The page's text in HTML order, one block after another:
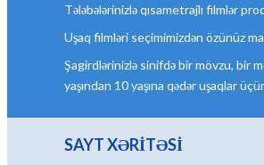
Tələbələrinizlə qısametrajlı filmlər
Uşaq filmləri seçimimizdən özünüz
Şagirdlərinizlə sinifdə bir mövzu, bir
yaşından 10 yaşına qədər uşaqlar
SAYT XƏRİTƏSİ